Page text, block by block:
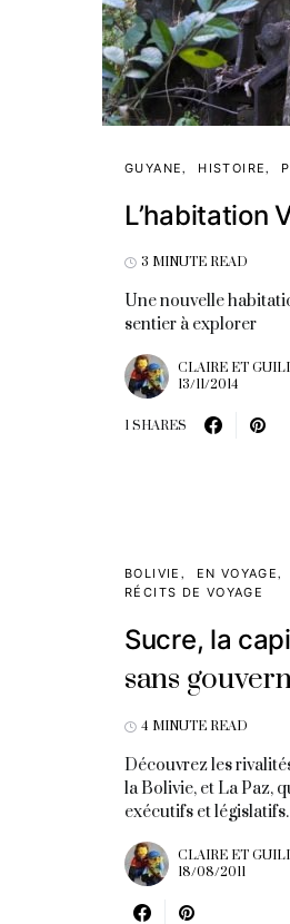
GUYANE HISTOIRE
L’habitation
3 MINUTE READ
Une nouvelle
sentier à explorer
CLAIRE ET
13/11/2014
1 SHARES
BOLIVIE EN VOYAGE
RÉCITS DE VOYAGE
Sucre, la
sans
4 MINUTE READ
Découvrez les
la Bolivie, et La Paz,
exécutifs et législatifs.
CLAIRE ET
18/08/2011